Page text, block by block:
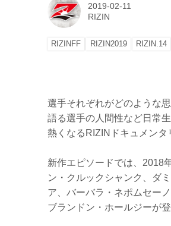
2019-02-11
RIZIN
RIZINFF RIZIN2019 RIZIN.14
選手それぞれがどのような
語る選手の人間性など日常
熱くなるRIZINドキュメンタ
新作エピソードでは、2018
ン・クルックシャンク、ダ
ア、バーバラ・ネポムセー
ブランドン・ホールジーが登